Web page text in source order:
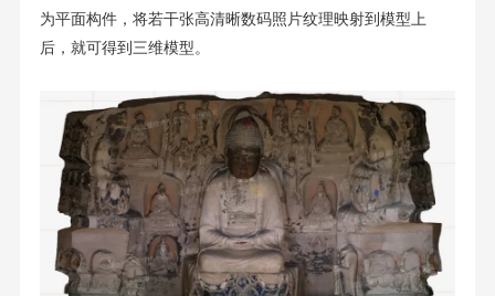
为平面构件，将若干张高清晰数码照片纹理映射到模型上
后，就可得到三维模型。